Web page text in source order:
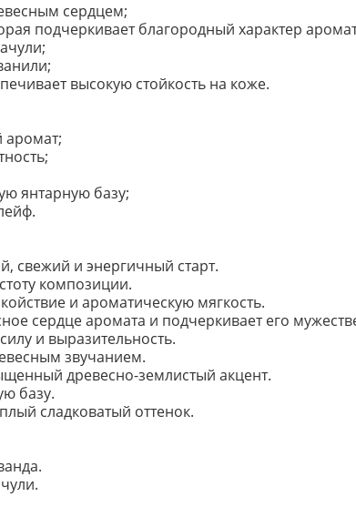
сердцем;
подчеркивает благородный характер
высокую стойкость на коже.
аромат;
янтарную базу;
свежий и энергичный старт.
композиции.
и ароматическую мягкость.
сердце аромата и подчеркивает его
и выразительность.
звучанием.
древесно-землистый акцент.
базу.
сладковатый оттенок.